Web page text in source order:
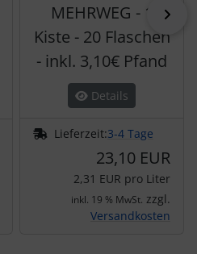
MEHRWEG - 1
Kiste - 20 Flaschen
- inkl. 3,10€ Pfand
Details
Lieferzeit:3-4 Tage
23,10 EUR
2,31 EUR pro Liter
inkl. 19 % MwSt. zzgl.
Versandkosten